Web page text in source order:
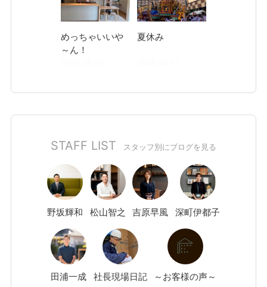
めっちゃいいや
～ん！
夏休み
STAFF LIST スタッフ別にブログを見る
野坂輝和 松山智之 吉原早風 深町伊都子
田浦一成 社長現場日記 ～お客様の声～